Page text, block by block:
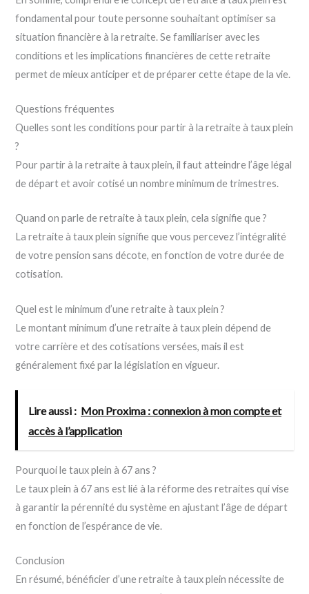
fondamental pour toute personne souhaitant optimiser sa
situation financière à la retraite. Se familiariser avec les
conditions et les implications financières de cette retraite
permet de mieux anticiper et de préparer cette étape de la vie.
Questions fréquentes
Quelles sont les conditions pour partir à la retraite à taux plein
?
Pour partir à la retraite à taux plein, il faut atteindre l’âge légal
de départ et avoir cotisé un nombre minimum de trimestres.
Quand on parle de retraite à taux plein, cela signifie que ?
La retraite à taux plein signifie que vous percevez l’intégralité
de votre pension sans décote, en fonction de votre durée de
cotisation.
Quel est le minimum d’une retraite à taux plein ?
Le montant minimum d’une retraite à taux plein dépend de
votre carrière et des cotisations versées, mais il est
généralement fixé par la législation en vigueur.
Lire aussi : Mon Proxima : connexion à mon compte et
accès à l’application
Pourquoi le taux plein à 67 ans ?
Le taux plein à 67 ans est lié à la réforme des retraites qui vise
à garantir la pérennité du système en ajustant l’âge de départ
en fonction de l’espérance de vie.
Conclusion
En résumé, bénéficier d’une retraite à taux plein nécessite de